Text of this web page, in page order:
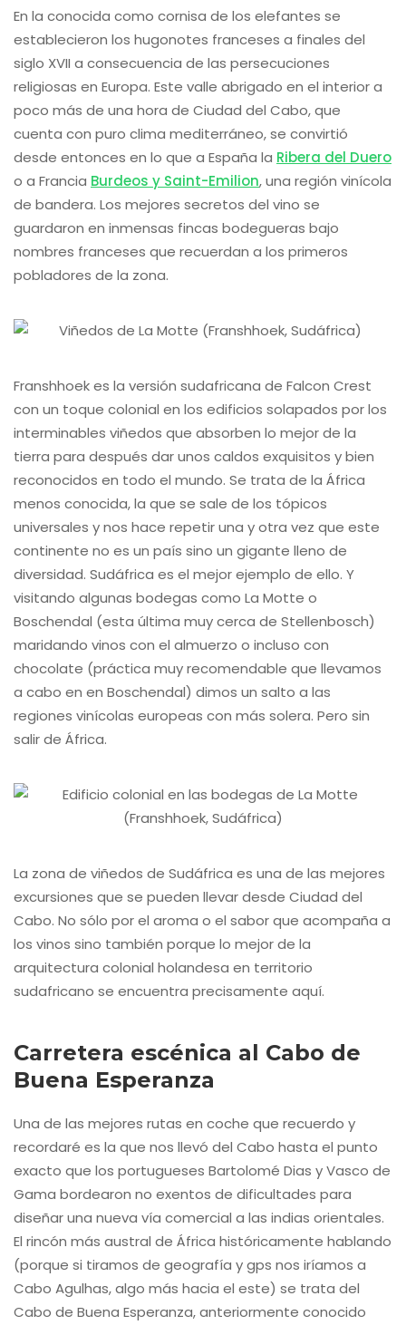
En la conocida como cornisa de los elefantes se
establecieron los hugonotes franceses a finales del
siglo XVII a consecuencia de las persecuciones
religiosas en Europa. Este valle abrigado en el interior a
poco más de una hora de Ciudad del Cabo, que
cuenta con puro clima mediterráneo, se convirtió
desde entonces en lo que a España la Ribera del Duero
o a Francia Burdeos y Saint-Emilion, una región vinícola
de bandera. Los mejores secretos del vino se
guardaron en inmensas fincas bodegueras bajo
nombres franceses que recuerdan a los primeros
pobladores de la zona.
Franshhoek es la versión sudafricana de Falcon Crest
con un toque colonial en los edificios solapados por los
interminables viñedos que absorben lo mejor de la
tierra para después dar unos caldos exquisitos y bien
reconocidos en todo el mundo. Se trata de la África
menos conocida, la que se sale de los tópicos
universales y nos hace repetir una y otra vez que este
continente no es un país sino un gigante lleno de
diversidad. Sudáfrica es el mejor ejemplo de ello. Y
visitando algunas bodegas como La Motte o
Boschendal (esta última muy cerca de Stellenbosch)
maridando vinos con el almuerzo o incluso con
chocolate (práctica muy recomendable que llevamos
a cabo en en Boschendal) dimos un salto a las
regiones vinícolas europeas con más solera. Pero sin
salir de África.
La zona de viñedos de Sudáfrica es una de las mejores
excursiones que se pueden llevar desde Ciudad del
Cabo. No sólo por el aroma o el sabor que acompaña a
los vinos sino también porque lo mejor de la
arquitectura colonial holandesa en territorio
sudafricano se encuentra precisamente aquí.
Carretera escénica al Cabo de
Buena Esperanza
Una de las mejores rutas en coche que recuerdo y
recordaré es la que nos llevó del Cabo hasta el punto
exacto que los portugueses Bartolomé Dias y Vasco de
Gama bordearon no exentos de dificultades para
diseñar una nueva vía comercial a las indias orientales.
El rincón más austral de África históricamente hablando
(porque si tiramos de geografía y gps nos iríamos a
Cabo Agulhas, algo más hacia el este) se trata del
Cabo de Buena Esperanza, anteriormente conocido